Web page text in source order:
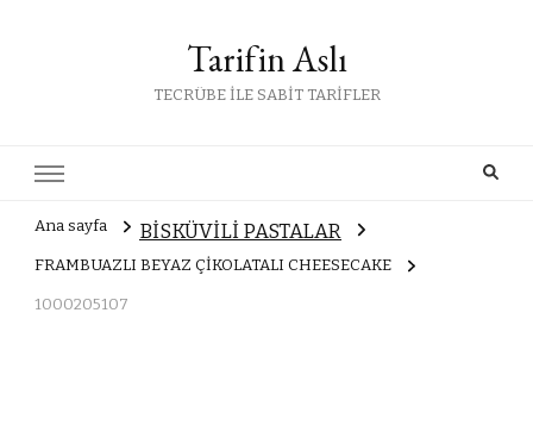
Tarifin Aslı
TECRÜBE İLE SABİT TARİFLER
Ana sayfa BİSKÜVİLİ PASTALAR
FRAMBUAZLI BEYAZ ÇİKOLATALI CHEESECAKE
1000205107